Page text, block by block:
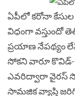
ఏపీలో కరోనా కేసుల
విధంగా వస్తుందో
ప్రయాణ నేపథ్యం
సోకని వారూ కొవిడ్‌-
ఎవరిద్వారా వైరస్‌
సామజిక వ్యాప్తి